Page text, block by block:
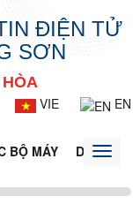
ĐIỆN TỬ
SƠN
VIE
EN
BỘ MÁY DOANH
Toggle